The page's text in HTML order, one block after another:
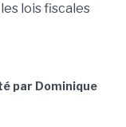
lois fiscales
par Dominique